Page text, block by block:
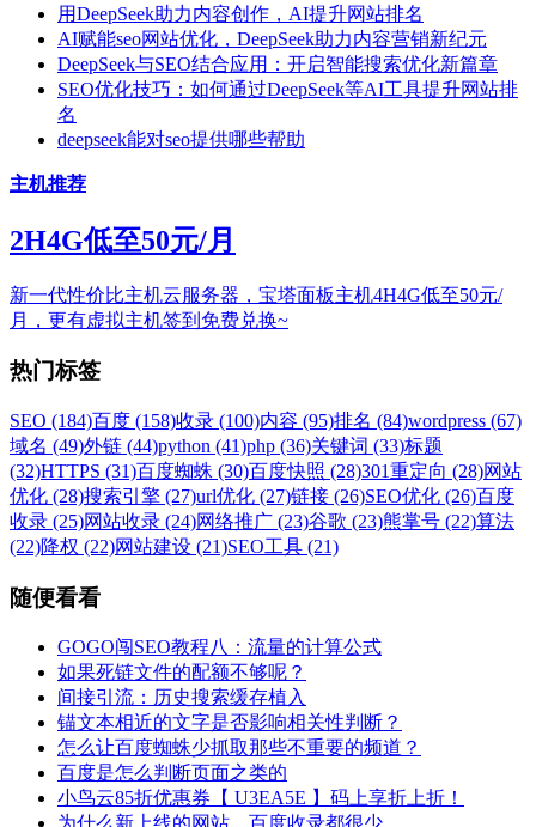
用DeepSeek助力内容创作，AI提升网站排名
AI赋能seo网站优化，DeepSeek助力内容营销新纪元
DeepSeek与SEO结合应用：开启智能搜索优化新篇章
SEO优化技巧：如何通过DeepSeek等AI工具提升网站排
名
deepseek能对seo提供哪些帮助
主机推荐
2H4G低至50元/月
新一代性价比主机云服务器，宝塔面板主机4H4G低至50元/
月，更有虚拟主机签到免费兑换~
热门标签
SEO (184)百度 (158)收录 (100)内容 (95)排名 (84)wordpress (67)
域名 (49)外链 (44)python (41)php (36)关键词 (33)标题
(32)HTTPS (31)百度蜘蛛 (30)百度快照 (28)301重定向 (28)网站
优化 (28)搜索引擎 (27)url优化 (27)链接 (26)SEO优化 (26)百度
收录 (25)网站收录 (24)网络推广 (23)谷歌 (23)熊掌号 (22)算法
(22)降权 (22)网站建设 (21)SEO工具 (21)
随便看看
GOGO闯SEO教程八：流量的计算公式
如果死链文件的配额不够呢？
间接引流：历史搜索缓存植入
锚文本相近的文字是否影响相关性判断？
怎么让百度蜘蛛少抓取那些不重要的频道？
百度是怎么判断页面之类的
小鸟云85折优惠券【 U3EA5E 】码上享折上折！